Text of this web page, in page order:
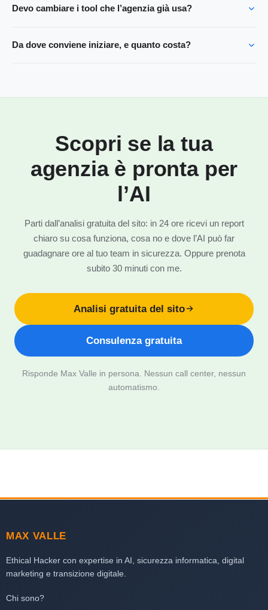
Devo cambiare i tool che l’agenzia già usa?
Da dove conviene iniziare, e quanto costa?
Scopri se la tua
agenzia è pronta per
l’AI
Parti dall’analisi gratuita del sito: in 24 ore ricevi un report
chiaro su cosa funziona, cosa no e dove l’AI può far
guadagnare ore al tuo team in sicurezza. Oppure prenota
subito 30 minuti con me.
Analisi gratuita del sito
Consulenza gratuita
Risponde Max Valle in persona. Nessun call center, nessun
automatismo.
MAX VALLE
Ethical Hacker con expertise in AI, sicurezza informatica, digital
marketing e transizione digitale.
Chi sono?